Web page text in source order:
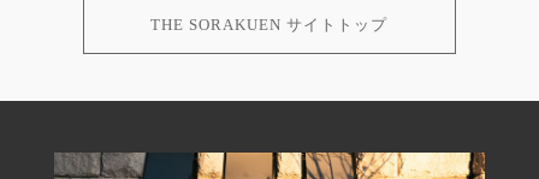
THE SORAKUEN サイトトップ